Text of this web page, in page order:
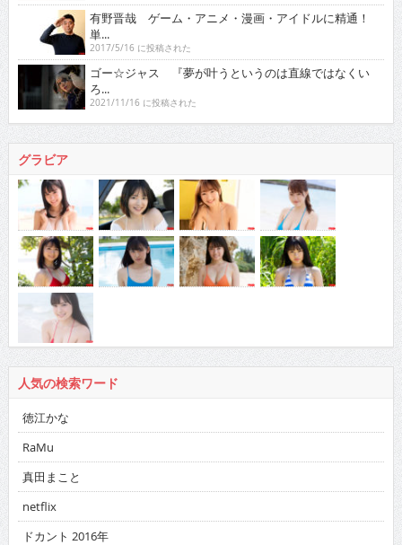
有野晋哉 ゲーム・アニメ・漫画・アイドルに精通！
単...
2017/5/16 に投稿された
ゴー☆ジャス 『夢が叶うというのは直線ではなくい
ろ...
2021/11/16 に投稿された
グラビア
人気の検索ワード
徳江かな
RaMu
真田まこと
netflix
ドカント 2016年